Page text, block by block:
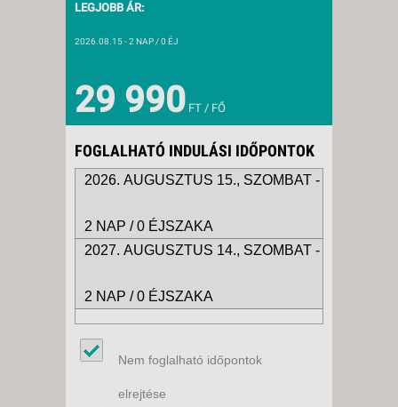
LEGJOBB ÁR:
2026.08.15- 2 NAP / 0 ÉJ
29 990 FT / FŐ
FOGLALHATÓ INDULÁSI IDŐPONTOK
2026. AUGUSZTUS 15., SZOMBAT -
2 NAP / 0 ÉJSZAKA
2027. AUGUSZTUS 14., SZOMBAT -
2 NAP / 0 ÉJSZAKA
Nem foglalható időpontok
elrejtése